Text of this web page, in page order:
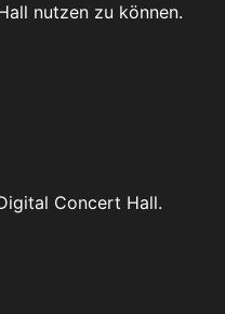
nutzen zu können.
Concert Hall.